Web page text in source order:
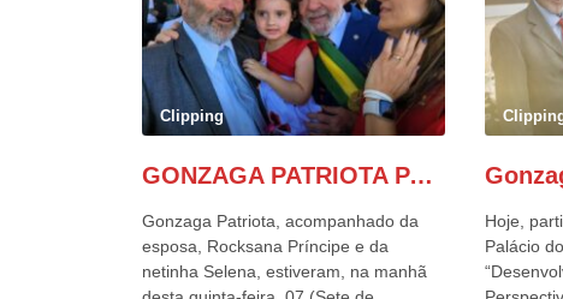
Clipping
GONZAGA PATRIOTA PARTICIPA DO DESFILE DA INDEPENDÊNCIA NO PALANQUE DA PRESIDÊNCIA DA REPÚBLICA E É ABRAÇADO POR LULA E POR GERALDO ALCKMIN.
Gonzaga Patriota, acompanhado da
esposa, Rocksana Príncipe e da
netinha Selena, estiveram, na manhã
Hoje,
Palácio